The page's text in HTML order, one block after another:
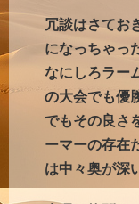
冗談はさてお
になっちゃっ
なにしろラー
の大会でも優
でもその良さ
ーマーの存在
は中々奥が深